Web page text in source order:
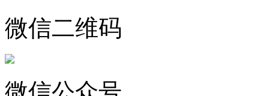
微信二维码